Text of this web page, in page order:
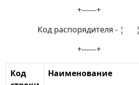
+------+
Код распорядителя - ¦ ¦
+------+
Код
Наименование